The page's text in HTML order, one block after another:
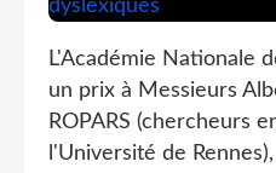
L'Académie Nationale
un prix à Messieurs
ROPARS (chercheurs
l'Université de